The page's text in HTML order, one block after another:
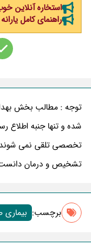
استخاره آنلاین
راهنمای کامل یارانه نقدی ۱۴۰۵؛ مبلغ،
توجه : مطالب بخش
شده و تنها جنبه اطلاع
تخصصی تلقی نمی شوند
تشخیص و درمان
برچسب‌: